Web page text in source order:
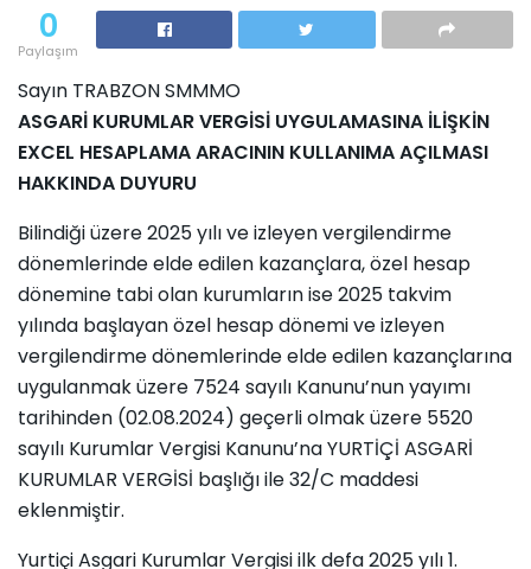
0
Paylaşım
Sayın TRABZON SMMMO
ASGARİ KURUMLAR VERGİSİ UYGULAMASINA İLİŞKİN
EXCEL HESAPLAMA ARACININ KULLANIMA AÇILMASI
HAKKINDA DUYURU
Bilindiği üzere 2025 yılı ve izleyen vergilendirme
dönemlerinde elde edilen kazançlara, özel hesap
dönemine tabi olan kurumların ise 2025 takvim
yılında başlayan özel hesap dönemi ve izleyen
vergilendirme dönemlerinde elde edilen kazançlarına
uygulanmak üzere 7524 sayılı Kanunu’nun yayımı
tarihinden (02.08.2024) geçerli olmak üzere 5520
sayılı Kurumlar Vergisi Kanunu’na YURTİÇİ ASGARİ
KURUMLAR VERGİSİ başlığı ile 32/C maddesi
eklenmiştir.
Yurtiçi Asgari Kurumlar Vergisi ilk defa 2025 yılı 1.